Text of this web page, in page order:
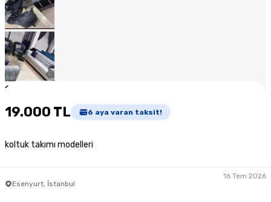
1
19.000 TL 6 aya varan taksit!
koltuk takımı modelleri
Esenyurt, İstanbul
16 Tem 2026